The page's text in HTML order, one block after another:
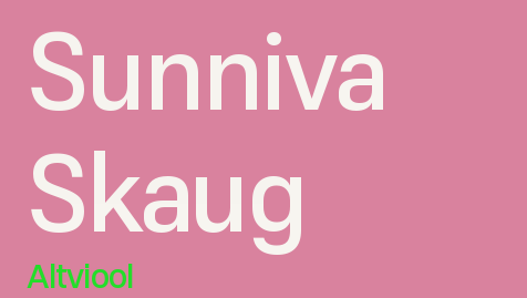
Sunniva
Skaug
Altviool